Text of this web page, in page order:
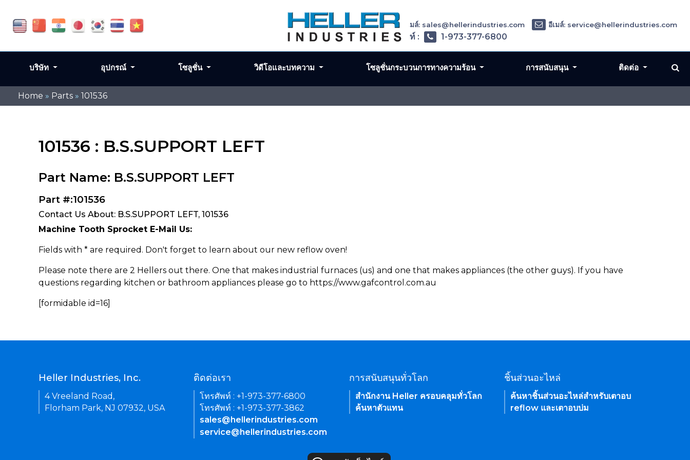
Home » Parts » 101536
101536 : B.S.SUPPORT LEFT
Part Name: B.S.SUPPORT LEFT
Part #:101536
Contact Us About: B.S.SUPPORT LEFT, 101536
Machine Tooth Sprocket E-Mail Us:
Fields with * are required. Don't forget to learn about our new reflow oven!
Please note there are 2 Hellers out there. One that makes industrial furnaces (us) and one that makes appliances (the other guys). If you have
questions regarding kitchen or bathroom appliances please go to https://www.gafcontrol.com.au
[formidable id=16]
อีเมล์: sales@hellerindustries.com อีเมล์: service@hellerindustries.com
โทรศัพท์ : 1-973-377-6800
บริษัท อุปกรณ์ โซลูชั่น วิดีโอและบทความ โซลูชั่นกระบวนการทางความร้อน การสนับสนุน ติดต่อ
Heller Industries, Inc.
4 Vreeland Road,
Florham Park, NJ 07932, USA
ติดต่อเรา
โทรศัพท์ : +1-973-377-6800
โทรศัพท์ : +1-973-377-3862
sales@hellerindustries.com
service@hellerindustries.com
การสนับสนุนทั่วโลก
สำนักงาน Heller ครอบคลุมทั่วโลก
ค้นหาตัวแทน
ชิ้นส่วนอะไหล่
ค้นหาชิ้นส่วนอะไหล่สำหรับเตาอบ
reflow และเตาอบบ่ม